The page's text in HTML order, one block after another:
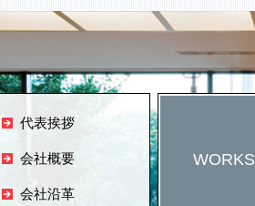
代表挨拶
会社概要
会社沿革
WORKS